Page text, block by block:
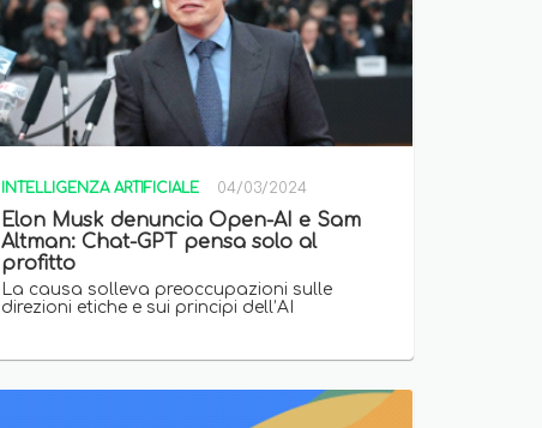
INTELLIGENZA ARTIFICIALE 04/03/2024
Elon Musk denuncia Open-AI e Sam
Altman: Chat-GPT pensa solo al
profitto
La causa solleva preoccupazioni sulle
direzioni etiche e sui principi dell’AI